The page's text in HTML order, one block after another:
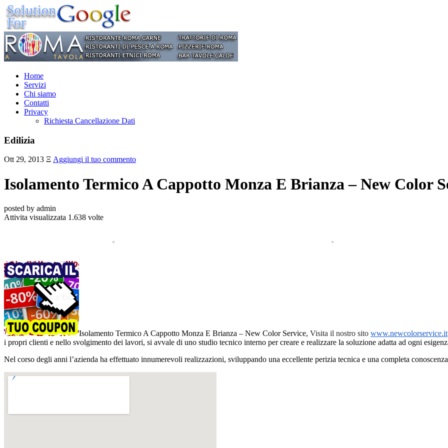
Home
Servizi
Chi siamo
Contatti
Privacy
Richiesta Cancellazione Dati
Edilizia
Ott 29, 2013 Ξ Aggiungi il tuo commento
Isolamento Termico A Cappotto Monza E Brianza – New Color
posted by admin
Attivita visualizzata 1.638 volte
Isolamento Termico A Cappotto Monza E Brianza – New Color Service, Visita il nostro sito www.newcolorservice.it
i propri clienti e nello svolgimento dei lavori, si avvale di uno studio tecnico interno per creare e realizzare la soluzione adatta ad ogni
Nel corso degli anni l’azienda ha effettuato innumerevoli realizzazioni, sviluppando una eccellente perizia tecnica e una completa